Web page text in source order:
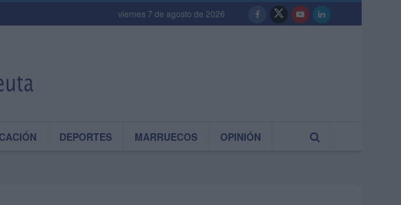
viernes 7 de agosto de 2026
DEPORTES MARRUECOS OPINIÓN